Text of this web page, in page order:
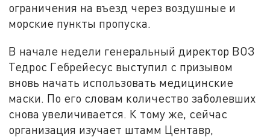
ограничения на въезд через воздушные и
морские пункты пропуска.
В начале недели генеральный директор ВОЗ
Тедрос Гебрейесус выступил с призывом
вновь начать использовать медицинские
маски. По его словам количество заболевших
снова увеличивается. К тому же, сейчас
организация изучает штамм Центавр,